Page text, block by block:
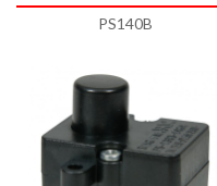
PS140B